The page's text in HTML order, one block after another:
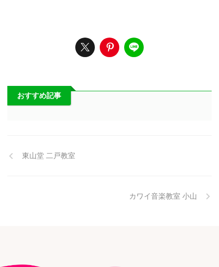
おすすめ記事
東山堂 二戸教室
カワイ音楽教室 小山